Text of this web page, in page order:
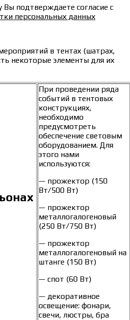
подтверждаете согласие с
персональных данных
в тентах (шатрах,
некоторые элементы для их
При проведении ряда
событий в тентовых
конструкциях,
необходимо
предусмотреть
обеспечение световым
оборудованием. Для
этого нами
используются:
— прожектор (150
Вт/500 Вт)
— прожектор
металлогалогеновый
(250 Вт/750 Вт)
— прожектор
металлогалогеновый на
штанге (150 Вт)
— спот (60 Вт)
— декоративное
освещение: фонари,
свечи, люстры, бра